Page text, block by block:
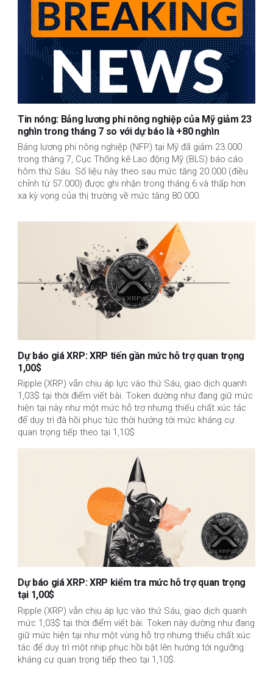
Tin nóng: Bảng lương phi nông nghiệp của Mỹ giảm 23
nghìn trong tháng 7 so với dự báo là +80 nghìn
Bảng lương phi nông nghiệp (NFP) tại Mỹ đã giảm 23.000
trong tháng 7, Cục Thống kê Lao động Mỹ (BLS) báo cáo
hôm thứ Sáu. Số liệu này theo sau mức tăng 20.000 (điều
chỉnh từ 57.000) được ghi nhận trong tháng 6 và thấp hơn
xa kỳ vọng của thị trường về mức tăng 80.000.
Dự báo giá XRP: XRP tiến gần mức hỗ trợ quan trọng
1,00$
Ripple (XRP) vẫn chịu áp lực vào thứ Sáu, giao dịch quanh
1,03$ tại thời điểm viết bài. Token dường như đang giữ mức
hiện tại này như một mức hỗ trợ nhưng thiếu chất xúc tác
để duy trì đà hồi phục tức thời hướng tới mức kháng cự
quan trọng tiếp theo tại 1,10$
Dự báo giá XRP: XRP kiểm tra mức hỗ trợ quan trọng
tại 1,00$
Ripple (XRP) vẫn chịu áp lực vào thứ Sáu, giao dịch quanh
mức 1,03$ tại thời điểm viết bài. Token này dường như đang
giữ mức hiện tại như một vùng hỗ trợ nhưng thiếu chất xúc
tác để duy trì một nhịp phục hồi bật lên hướng tới ngưỡng
kháng cự quan trọng tiếp theo tại 1,10$.